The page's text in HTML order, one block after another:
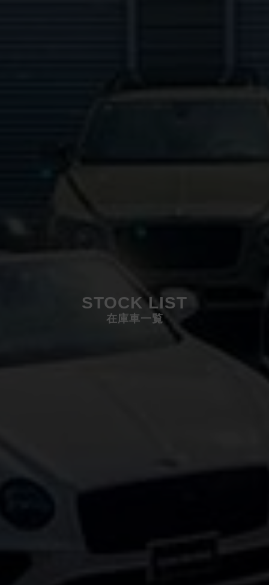
STOCK LIST
在庫車一覧